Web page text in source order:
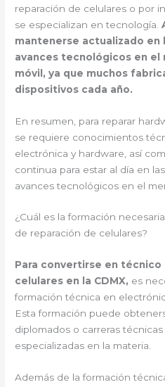
reparación de celulares o por
se especializan en tecnología.
mantenerse actualizado en
avances tecnológicos en
móvil, ya que muchos
dispositivos cada año.
En resumen, para reparar
se requiere conocimientos
electrónica y hardware, así
continua para estar al día en
avances tecnológicos en el
¿Cuál es la formación
de reparación de celulares?
Para convertirse en técnico
celulares en la CDMX, es
formación técnica en
Esta formación puede
diplomados o carreras
especializadas en la materia.
Además de la formación